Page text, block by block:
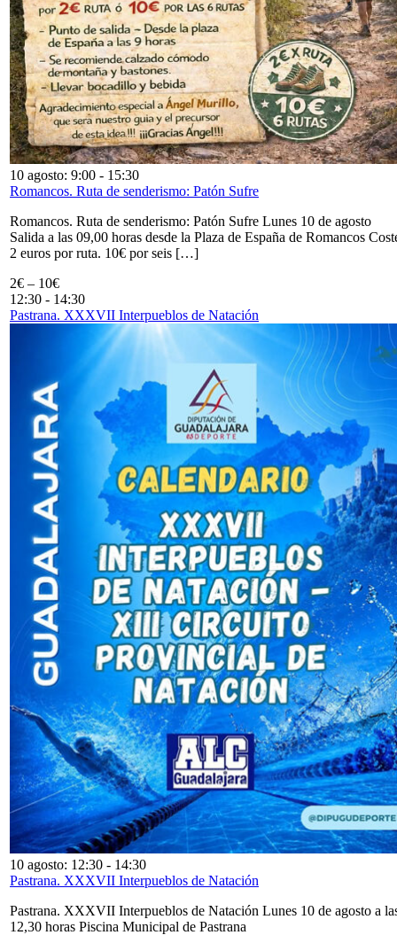
10 agosto: 9:00 - 15:30
Romancos. Ruta de senderismo: Patón Sufre
Romancos. Ruta de senderismo: Patón Sufre Lunes 10 de agosto
Salida a las 09,00 horas desde la Plaza de España de Romancos
2 euros por ruta. 10€ por seis […]
2€ – 10€
12:30 - 14:30
Pastrana. XXXVII Interpueblos de Natación
10 agosto: 12:30 - 14:30
Pastrana. XXXVII Interpueblos de Natación
Pastrana. XXXVII Interpueblos de Natación Lunes 10 de agosto a
12,30 horas Piscina Municipal de Pastrana